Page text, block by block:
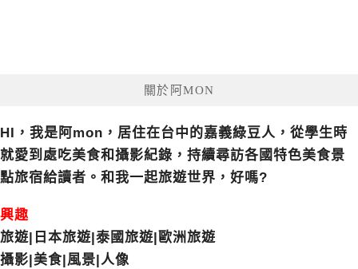
關於阿MON
HI，我是阿mon，居住在台中的嘉義綠豆人，從學生時
就愛到處吃美食和攝影紀錄，持續尋訪各國特色美食景
點旅宿給讀者。和我一起旅遊世界，好嗎?
興趣
旅遊|日本旅遊|泰國旅遊|歐洲旅遊
攝影|美食|風景|人像